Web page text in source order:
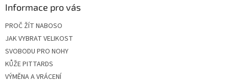
Informace pro vás
PROČ ŽÍT NABOSO
JAK VYBRAT VELIKOST
SVOBODU PRO NOHY
KŮŽE PITTARDS
VÝMĚNA A VRÁCENÍ